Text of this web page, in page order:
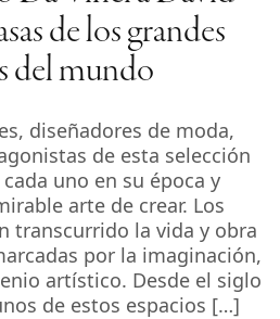
de los grandes
del mundo
diseñadores de moda,
de esta selección
uno en su época y
arte de crear. Los
transcurrido la vida y obra
por la imaginación,
artístico. Desde el siglo
de estos espacios […]